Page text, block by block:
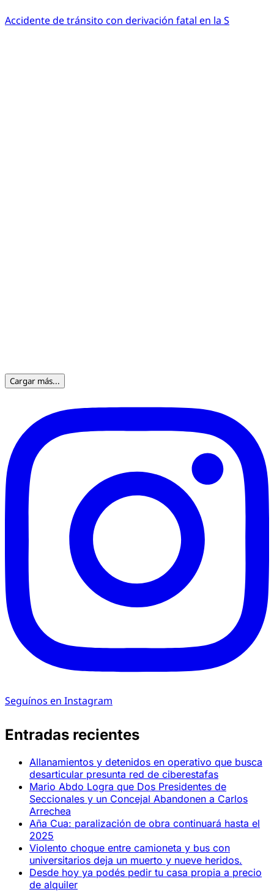
Accidente de tránsito con derivación fatal en la S
Cargar más...
Seguínos en Instagram
Entradas recientes
Allanamientos y detenidos en operativo que busca
desarticular presunta red de ciberestafas
Mario Abdo Logra que Dos Presidentes de
Seccionales y un Concejal Abandonen a Carlos
Arrechea
Aña Cua: paralización de obra continuará hasta el
2025
Violento choque entre camioneta y bus con
universitarios deja un muerto y nueve heridos.
Desde hoy ya podés pedir tu casa propia a precio
de alquiler